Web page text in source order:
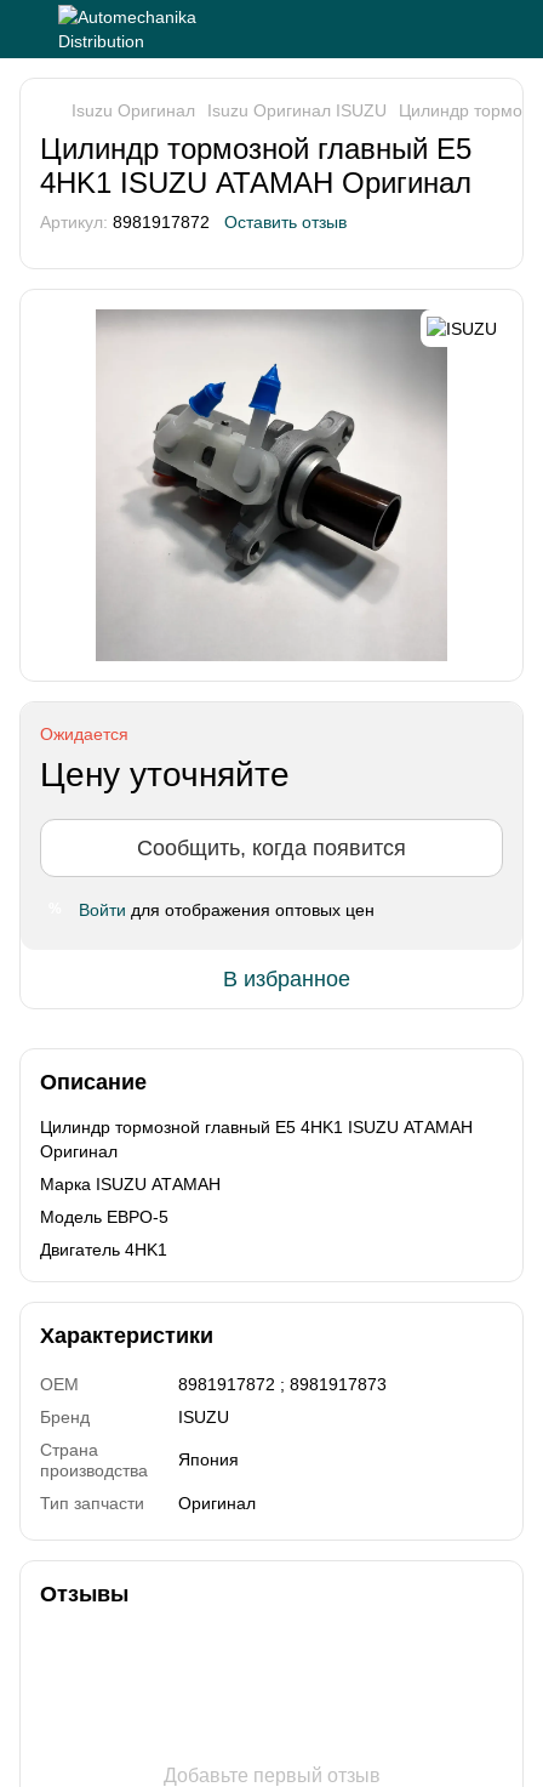
Isuzu Оригинал Isuzu Оригинал ISUZU Цилиндр
Цилиндр тормозной главный Е5
4HK1 ISUZU АТАМАН Оригинал
Артикул: 8981917872 Оставить отзыв
Ожидается
Цену уточняйте
Сообщить, когда появится
Войти для отображения оптовых цен
В избранное
Описание
Цилиндр тормозной главный Е5 4HK1 ISUZU АТАМАН
Оригинал
Марка ISUZU АТАМАН
Модель ЕВРО-5
Двигатель 4HK1
Характеристики
OEM
8981917872 ; 8981917873
Бренд
ISUZU
Страна
производства
Япония
Тип запчасти Оригинал
Отзывы
Добавьте первый отзыв